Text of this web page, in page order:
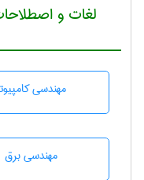
لغات و
مهندسی
مهندسی برق